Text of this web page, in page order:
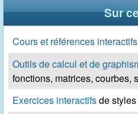
Sur
Cours et références
Outils de calcul et de
fonctions, matrices, courbes,
Exercices interactifsde styles